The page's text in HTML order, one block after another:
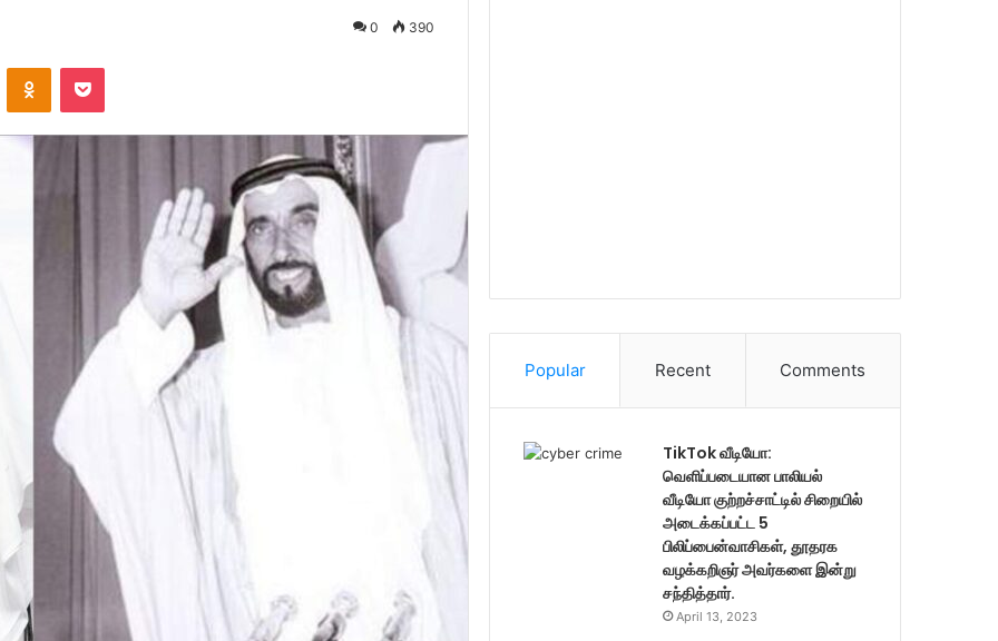
0 390
Popular Recent Comments
TikTok வீடியோ:
வெளிப்படையான பாலியல்
வீடியோ குற்றச்சாட்டில் சிறையில்
அடைக்கப்பட்ட 5
பிலிப்பைன்வாசிகள், தூதரக
வழக்கறிஞர் அவர்களை இன்று
சந்தித்தார்.
April 13, 2023